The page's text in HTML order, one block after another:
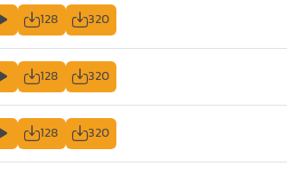
128 320
128 320
128 320